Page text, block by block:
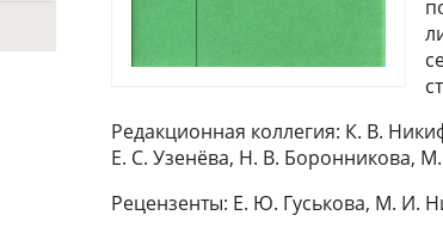
Редакционная коллегия: К. В.
Е. С. Узенёва, Н. В. Боронникова,
Рецензенты: Е. Ю. Гуськова, М. И.